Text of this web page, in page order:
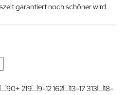
garantiert noch schöner wird.
90+ 219 9-12162 13-17313
18-